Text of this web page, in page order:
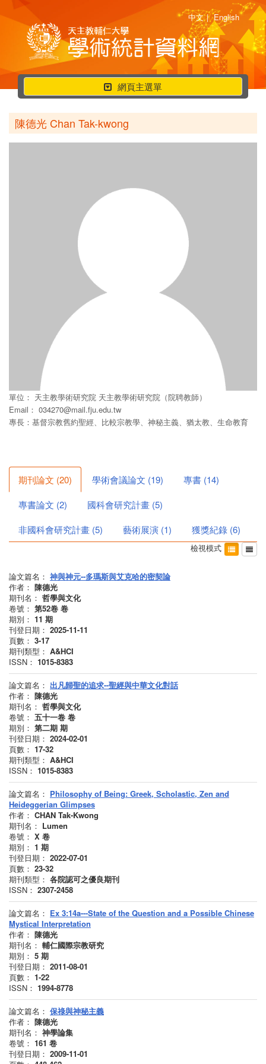
中文 | English
行
動
選
單
網頁主選單
陳德光 Chan Tak-kwong
單位： 天主教學術研究院 天主教學術研究院（院聘教師）
Email： 034270@mail.fju.edu.tw
專長：基督宗教舊約聖經、比較宗教學、神秘主義、猶太教、生命教育
期刊論文 (20) 學術會議論文 (19) 專書 (14)
專書論文 (2) 國科會研究計畫 (5)
非國科會研究計畫 (5) 藝術展演 (1) 獲獎紀錄 (6)
檢視模式
論文篇名： 神與神元--多瑪斯與艾克哈的密契論
作者： 陳德光
期刊名： 哲學與文化
卷號： 第52卷 卷
期別： 11 期
刊登日期： 2025-11-11
頁數： 3-17
期刊類型： A&HCI
ISSN： 1015-8383
論文篇名： 出凡歸聖的追求--聖經與中華文化對話
作者： 陳德光
期刊名： 哲學與文化
卷號： 五十一卷 卷
期別： 第二期 期
刊登日期： 2024-02-01
頁數： 17-32
期刊類型： A&HCI
ISSN： 1015-8383
論文篇名： Philosophy of Being: Greek, Scholastic, Zen and
Heideggerian Glimpses
作者： CHAN Tak-Kwong
期刊名： Lumen
卷號： X 卷
期別： 1 期
刊登日期： 2022-07-01
頁數： 23-32
期刊類型： 各院認可之優良期刊
ISSN： 2307-2458
論文篇名： Ex 3:14a---State of the Question and a Possible Chinese
Mystical Interpretation
作者： 陳德光
期刊名： 輔仁國際宗教研究
期別： 5 期
刊登日期： 2011-08-01
頁數： 1-22
ISSN： 1994-8778
論文篇名： 保祿與神秘主義
作者： 陳德光
期刊名： 神學論集
卷號： 161 卷
刊登日期： 2009-11-01